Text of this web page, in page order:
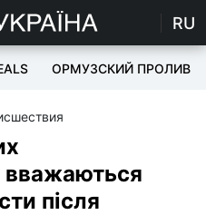
RU
ОРМУЗСКИЙ ПРОЛИВ
вважаються
після